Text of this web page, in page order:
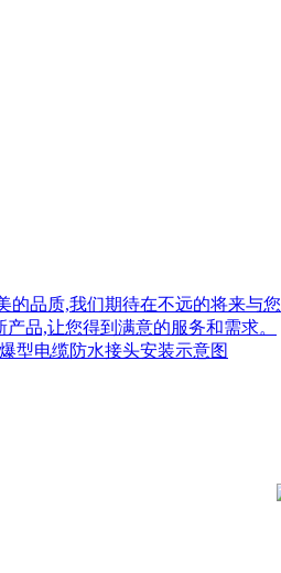
的品质,我们期待在不远的将来与您
品,让您得到满意的服务和需求。
型电缆防水接头安装示意图